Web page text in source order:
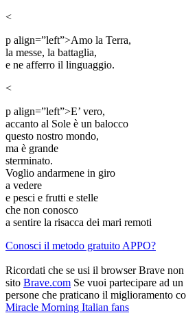
<
p align=”left”>Amo la Terra,
la messe, la battaglia,
e ne afferro il linguaggio.
<
p align=”left”>E’ vero,
accanto al Sole è un balocco
questo nostro mondo,
ma è grande
sterminato.
Voglio andarmene in giro
a vedere
e pesci e frutti e stelle
che non conosco
a sentire la risacca dei mari remoti
Conosci il metodo gratuito APPO?
Ricordati che se usi il browser Brave
sito Brave.com Se vuoi partecipare ad
persone che praticano il miglioramento
Miracle Morning Italian fans